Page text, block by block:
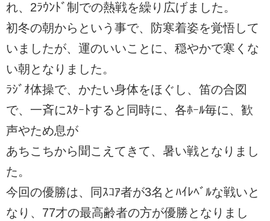
れ、2ﾗｳﾝﾄﾞ制での熱戦を繰り広げました。
初冬の朝からという事で、防寒着姿を覚悟して
いましたが、運のいいことに、穏やかで寒くな
い朝となりました。
ﾗｼﾞｵ体操で、かたい身体をほぐし、笛の合図
で、一斉にｽﾀｰﾄすると同時に、各ﾎｰﾙ毎に、歓
声やため息が
あちこちから聞こえてきて、暑い戦となりまし
た。
今回の優勝は、同ｽｺｱ者が3名とﾊｲﾚﾍﾞﾙな戦いと
なり、77才の最高齢者の方が優勝となりまし